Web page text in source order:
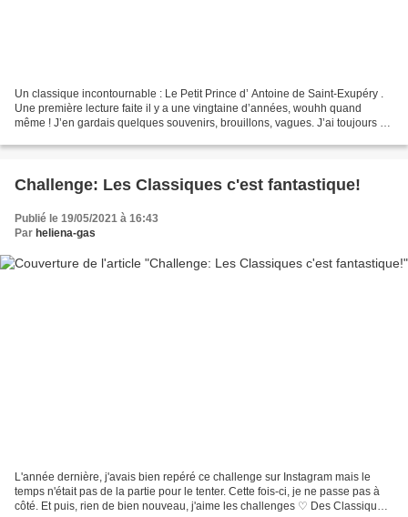
Un classique incontournable : Le Petit Prince d’ Antoine de Saint-Exupéry .
Une première lecture faite il y a une vingtaine d’années, wouhh quand
même ! J’en gardais quelques souvenirs, brouillons, vagues. J’ai toujours dit
Challenge: Les Classiques c'est fantastique!
Publié le 19/05/2021 à 16:43
Par heliena-gas
L'année dernière, j'avais bien repéré ce challenge sur Instagram mais le
temps n'était pas de la partie pour le tenter. Cette fois-ci, je ne passe pas à
côté. Et puis, rien de bien nouveau, j'aime les challenges ♡ Des Classiques